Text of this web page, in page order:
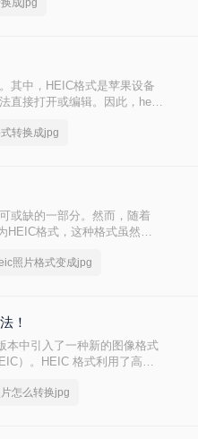
方法。
成jpg
其中，HEIC格式是苹果设备
直接打开或编辑。因此，heic
转换成jpg
或缺的一部分。然而，随着
HEIC格式，这种格式虽然在
那么怎样将照片转为jpg格式
照片格式变成jpg
！
本中引入了一种新的图像格式
）。HEIC 格式利用了高效
怎么转换jpg